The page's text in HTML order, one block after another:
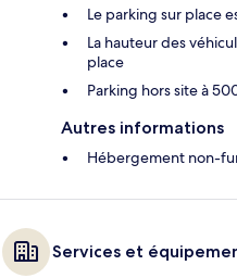
Le parking sur place
La hauteur des
place
Parking hors site à
Autres informations
Hébergement non-
Services et